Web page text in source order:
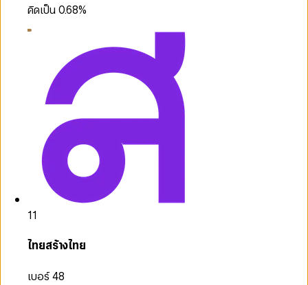
คิดเป็น0.68%
11
ไทยสร้างไทย
เบอร์ 48